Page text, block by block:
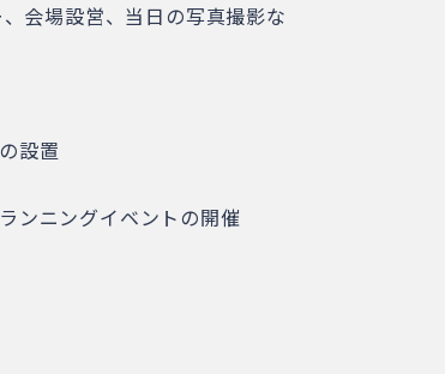
会場設営、当日の写真撮影な
設置
ンニングイベントの開催